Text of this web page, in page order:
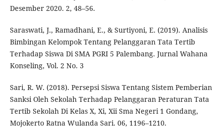
Desember 2020. 2, 48–56.
Saraswati, J., Ramadhani, E., & Surtiyoni, E. (2019). Analisis
Bimbingan Kelompok Tentang Pelanggaran Tata Tertib
Terhadap Siswa Di SMA PGRI 5 Palembang. Jurnal Wahana
Konseling, Vol. 2 No. 3
Sari, R. W. (2018). Persepsi Siswa Tentang Sistem Pemberian
Sanksi Oleh Sekolah Terhadap Pelanggaran Peraturan Tata
Tertib Sekolah Di Kelas X, Xi, Xii Sma Negeri 1 Gondang,
Mojokerto Ratna Wulanda Sari. 06, 1196–1210.